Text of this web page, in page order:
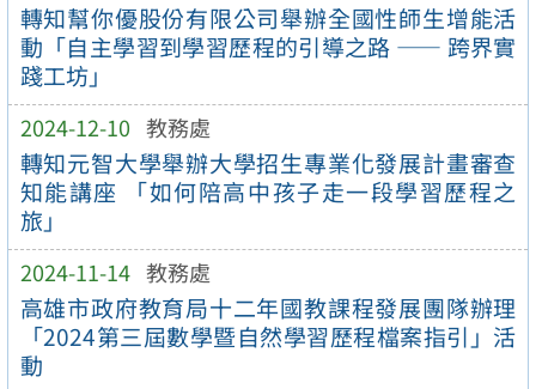
轉知幫你優股份有限公司舉辦全國性師生增能活
動「自主學習到學習歷程的引導之路 —— 跨界實
踐工坊」
2024-12-10 教務處
轉知元智大學舉辦大學招生專業化發展計畫審查
知能講座 「如何陪高中孩子走一段學習歷程之
旅」
2024-11-14 教務處
高雄市政府教育局十二年國教課程發展團隊辦理
「2024第三屆數學暨自然學習歷程檔案指引」活
動